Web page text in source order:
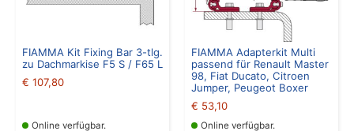
FIAMMA Kit Fixing Bar 3-tlg.
zu Dachmarkise F5 S / F65 L
€ 107,80
Online verfügbar.
FIAMMA Adapterkit Multi
passend für Renault Master
98, Fiat Ducato, Citroen
Jumper, Peugeot Boxer
€ 53,10
Online verfügbar.